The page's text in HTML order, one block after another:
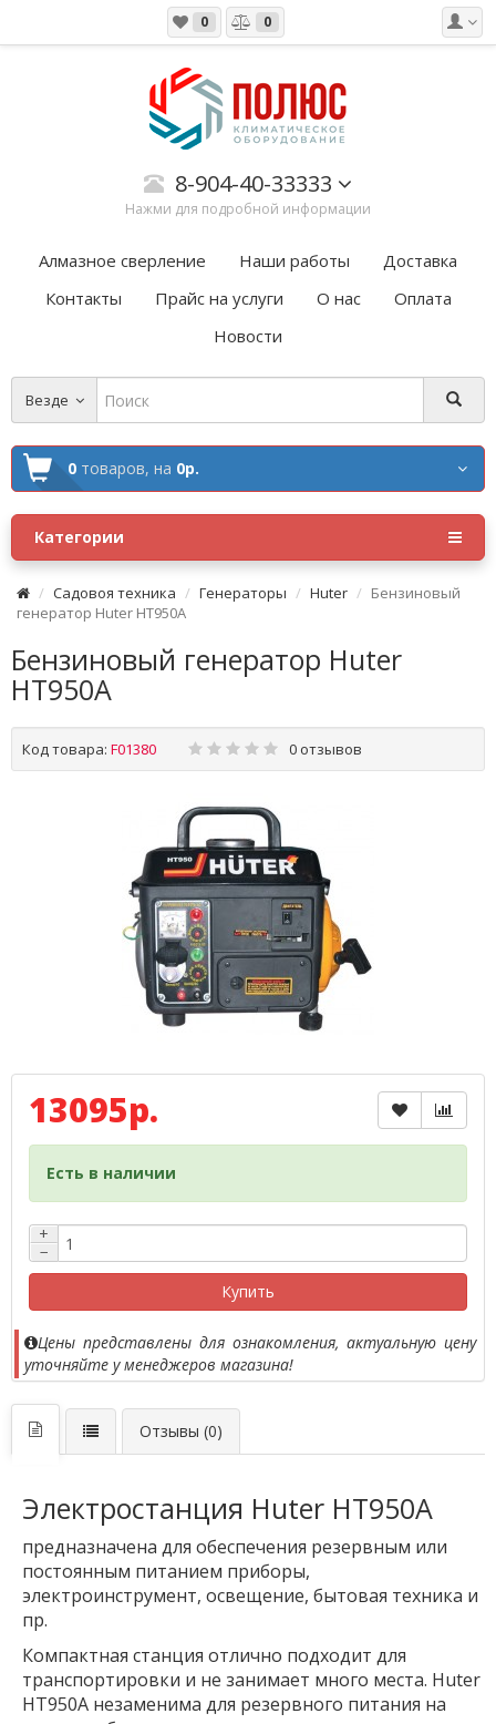
0 0
8-904-40-33333
Нажми для подробной информации
Алмазное сверление Наши работы
Доставка
Контакты
Прайс на услуги О нас
Оплата
Новости
Везде
0 товаров, на 0р.
Категории
Садовоя техника Генераторы Huter
Бензиновый
генератор Huter HT950A
Бензиновый генератор Huter
HT950A
Код товара: F01380 0 отзывов
13095р.
Есть в наличии
+
−
Купить
Цены представлены для ознакомления, актуальную цену
уточняйте у менеджеров магазина!
Отзывы (0)
Электростанция Huter HT950A
предназначена для обеспечения резервным или
постоянным питанием приборы,
электроинструмент, освещение, бытовая техника и
пр.
Компактная станция отлично подходит для
транспортировки и не занимает много места. Huter
HT950A незаменима для резервного питания на